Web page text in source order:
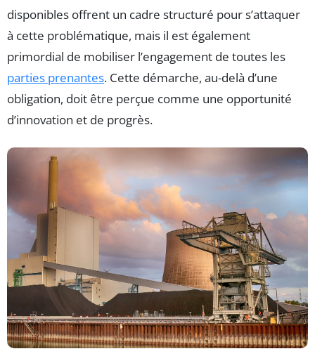
disponibles offrent un cadre structuré pour s’attaquer
à cette problématique, mais il est également
primordial de mobiliser l’engagement de toutes les
parties prenantes. Cette démarche, au-delà d’une
obligation, doit être perçue comme une opportunité
d’innovation et de progrès.